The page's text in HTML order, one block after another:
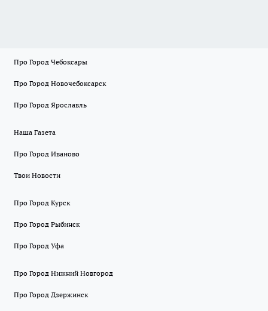
Про Город Чебоксары
Про Город Новочебоксарск
Про Город Ярославль
Наша Газета
Про Город Иваново
Твои Новости
Про Город Курск
Про Город Рыбинск
Про Город Уфа
Про Город Нижний Новгород
Про Город Дзержинск